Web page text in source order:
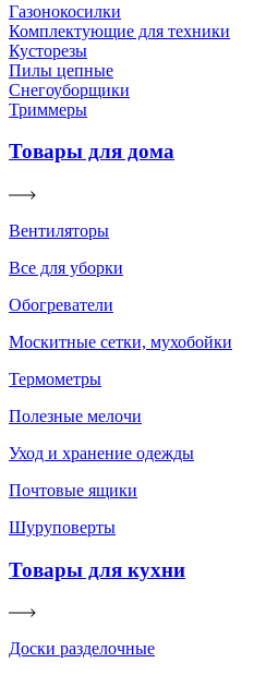
Газонокосилки
Комплектующие для техники
Кусторезы
Пилы цепные
Снегоуборщики
Триммеры
Товары для дома
Вентиляторы
Все для уборки
Обогреватели
Москитные сетки, мухобойки
Термометры
Полезные мелочи
Уход и хранение одежды
Почтовые ящики
Шуруповерты
Товары для кухни
Доски разделочные